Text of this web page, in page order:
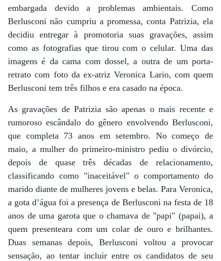
embargada devido a problemas ambientais. Como
Berlusconi não cumpriu a promessa, conta Patrizia, ela
decidiu entregar à promotoria suas gravações, assim
como as fotografias que tirou com o celular. Uma das
imagens é da cama com dossel, a outra de um porta-
retrato com foto da ex-atriz Veronica Lario, com quem
Berlusconi tem três filhos e era casado na época.
As gravações de Patrizia são apenas o mais recente e
rumoroso escândalo do gênero envolvendo Berlusconi,
que completa 73 anos em setembro. No começo de
maio, a mulher do primeiro-ministro pediu o divórcio,
depois de quase três décadas de relacionamento,
classificando como "inaceitável" o comportamento do
marido diante de mulheres jovens e belas. Para Veronica,
a gota d’água foi a presença de Berlusconi na festa de 18
anos de uma garota que o chamava de "papi" (papai), a
quem presenteara com um colar de ouro e brilhantes.
Duas semanas depois, Berlusconi voltou a provocar
sensação, ao tentar incluir entre os candidatos de seu